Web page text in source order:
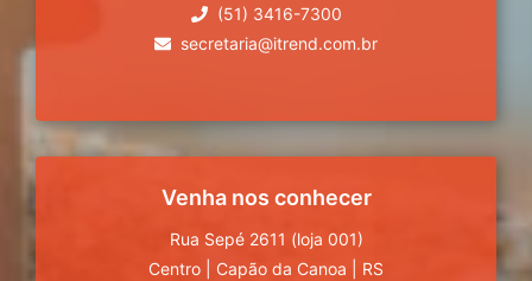
(51) 3416-7300
secretaria@itrend.com.br
Venha nos conhecer
Rua Sepé 2611 (loja 001)
Centro
Capão da Canoa
RS